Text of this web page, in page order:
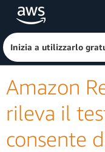
Passa al contenuto
Fai clic qui
Inizia a utilizzarlo
Amazon
rileva il
consente